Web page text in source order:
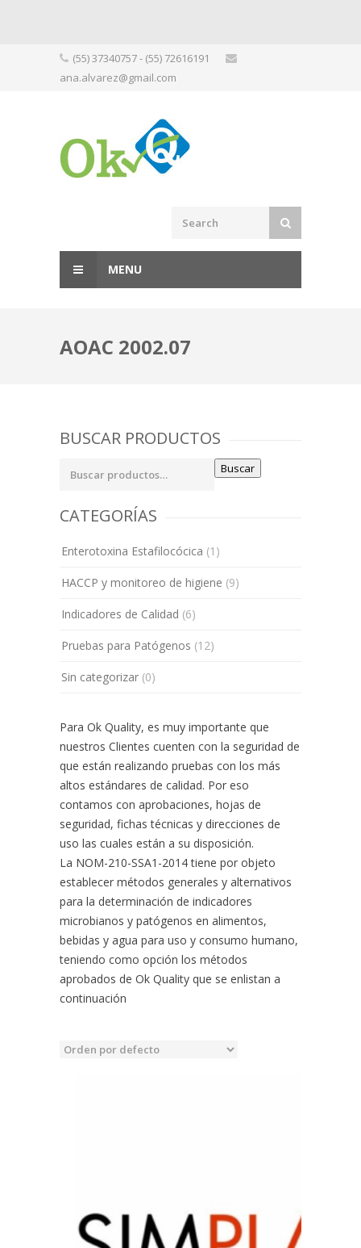
(55) 37340757 - (55) 72616191
ana.alvarez@gmail.com
MENU
AOAC 2002.07
BUSCAR PRODUCTOS
Buscar
CATEGORÍAS
Enterotoxina Estafilocócica (1)
HACCP y monitoreo de higiene (9)
Indicadores de Calidad (6)
Pruebas para Patógenos (12)
Sin categorizar (0)
Para Ok Quality, es muy importante que
nuestros Clientes cuenten con la seguridad de
que están realizando pruebas con los más
altos estándares de calidad. Por eso
contamos con aprobaciones, hojas de
seguridad, fichas técnicas y direcciones de
uso las cuales están a su disposición.
La NOM-210-SSA1-2014 tiene por objeto
establecer métodos generales y alternativos
para la determinación de indicadores
microbianos y patógenos en alimentos,
bebidas y agua para uso y consumo humano,
teniendo como opción los métodos
aprobados de Ok Quality que se enlistan a
continuación